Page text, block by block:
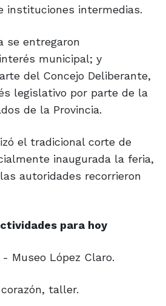
instituciones intermedias.
se entregaron
municipal; y
del Concejo Deliberante,
legislativo por parte de la
de la Provincia.
el tradicional corte de
inaugurada la feria,
autoridades recorrieron
para hoy
Museo López Claro.
taller.